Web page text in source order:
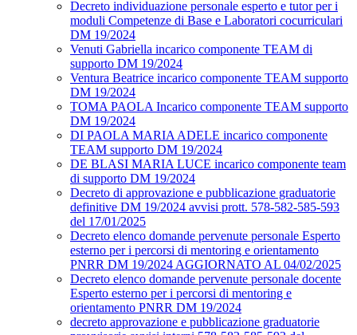
Decreto individuazione personale esperto e tutor per i
moduli Competenze di Base e Laboratori cocurriculari
DM 19/2024
Venuti Gabriella incarico componente TEAM di
supporto DM 19/2024
Ventura Beatrice incarico componente TEAM supporto
DM 19/2024
TOMA PAOLA Incarico componente TEAM supporto
DM 19/2024
DI PAOLA MARIA ADELE incarico componente
TEAM supporto DM 19/2024
DE BLASI MARIA LUCE incarico componente team
di supporto DM 19/2024
Decreto di approvazione e pubblicazione graduatorie
definitive DM 19/2024 avvisi prott. 578-582-585-593
del 17/01/2025
Decreto elenco domande pervenute personale Esperto
esterno per i percorsi di mentoring e orientamento
PNRR DM 19/2024 AGGIORNATO AL 04/02/2025
Decreto elenco domande pervenute personale docente
Esperto esterno per i percorsi di mentoring e
orientamento PNRR DM 19/2024
decreto approvazione e pubblicazione graduatorie